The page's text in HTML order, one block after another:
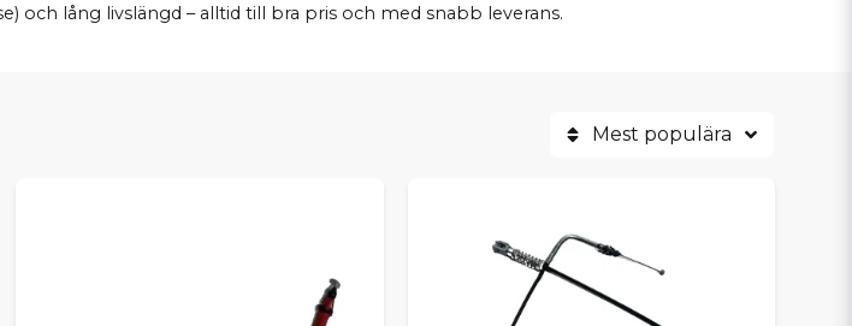
och lång livslängd – alltid till bra pris och med snabb leverans.
Mest populära